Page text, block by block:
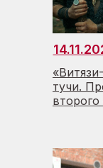
тучи.
второго